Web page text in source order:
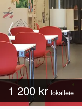
1 200 kr lokalleie